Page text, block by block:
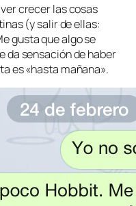
crecer las cosas
(y salir de ellas:
gusta que algo se
da sensación de haber
es «hasta mañana».